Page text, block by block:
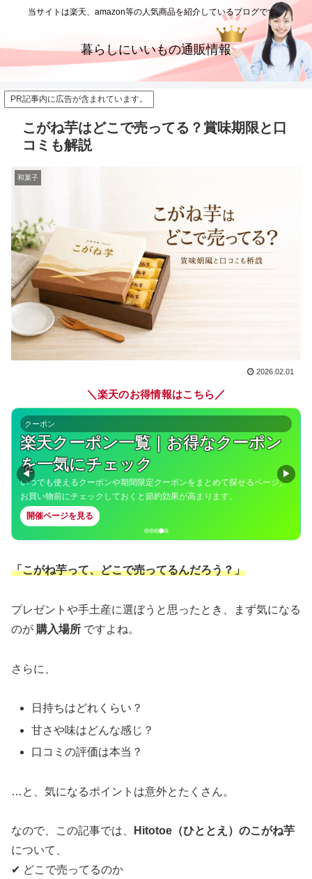
当サイトは楽天、amazon等の人気商品を紹介しているブログです。
暮らしにいいもの通販情報
PR記事内に広告が含まれています。
こがね芋はどこで売ってる？賞味期限と口
コミも解説
和菓子
2026.02.01
＼ 楽天のお得情報はこちら ／
クーポン
楽天クーポン一覧｜お得なクーポン
を一気にチェック
いつでも使えるクーポンや期間限定クーポンをまとめて探せるページ。
お買い物前にチェックしておくと節約効果が高まります。
開催ページを見る
◀ ▶
「こがね芋って、どこで売ってるんだろう？」
プレゼントや手土産に選ぼうと思ったとき、まず気になる
のが 購入場所 ですよね。
さらに、
日持ちはどれくらい？
甘さや味はどんな感じ？
口コミの評価は本当？
…と、気になるポイントは意外とたくさん。
なので、この記事では、
Hitotoe（ひととえ）のこがね芋
について、
✔ どこで売ってるのか